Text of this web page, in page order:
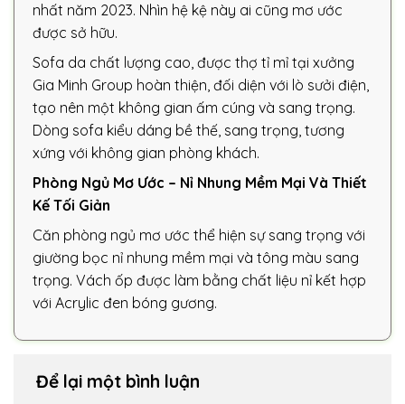
nhất năm 2023. Nhìn hệ kệ này ai cũng mơ ước
được sở hữu.
Sofa da chất lượng cao, được thợ tỉ mỉ tại xưởng
Gia Minh Group hoàn thiện, đối diện với lò sưởi điện,
tạo nên một không gian ấm cúng và sang trọng.
Dòng sofa kiểu dáng bề thế, sang trọng, tương
xứng với không gian phòng khách.
Phòng Ngủ Mơ Ước – Nỉ Nhung Mềm Mại Và Thiết
Kế Tối Giản
Căn phòng ngủ mơ ước thể hiện sự sang trọng với
giường bọc nỉ nhung mềm mại và tông màu sang
trọng. Vách ốp được làm bằng chất liệu nỉ kết hợp
với Acrylic đen bóng gương.
Để lại một bình luận